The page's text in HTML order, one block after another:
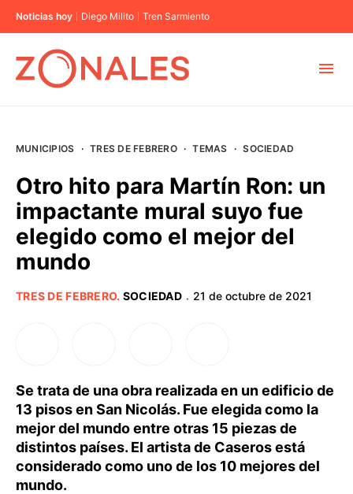
Noticias hoy Diego Milito Tren Sarmiento
BUENOS AIRES
PROVINCIAS
MUNICIPIOS · TRES DE FEBRERO · TEMAS · SOCIEDAD
Otro hito para Martín Ron: un
impactante mural suyo fue
elegido como el mejor del
mundo
TRES DE FEBRERO. SOCIEDAD · 21 de octubre de 2021
Se trata de una obra realizada en un edificio de
13 pisos en San Nicolás. Fue elegida como la
mejor del mundo entre otras 15 piezas de
distintos países. El artista de Caseros está
considerado como uno de los 10 mejores del
mundo.